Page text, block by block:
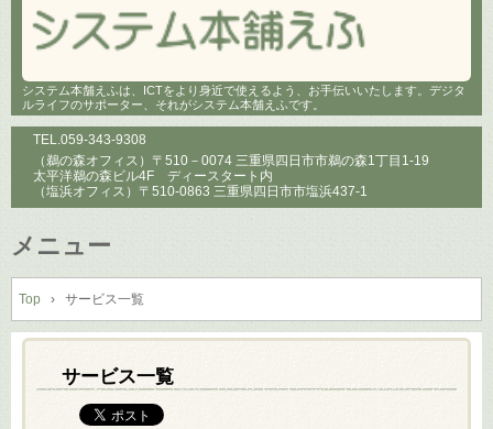
システム本舗えふは、ICTをより身近で使えるよう、お手伝いいたします。デジタ
ルライフのサポーター、それがシステム本舗えふです。
TEL.059-343-9308
（鵜の森オフィス）〒510－0074 三重県四日市市鵜の森1丁目1-19
太平洋鵜の森ビル4F ディースタート内
（塩浜オフィス）〒510-0863 三重県四日市市塩浜437-1
メニュー
コ
ン
テ
ン
Top › サービス一覧
サービス一覧